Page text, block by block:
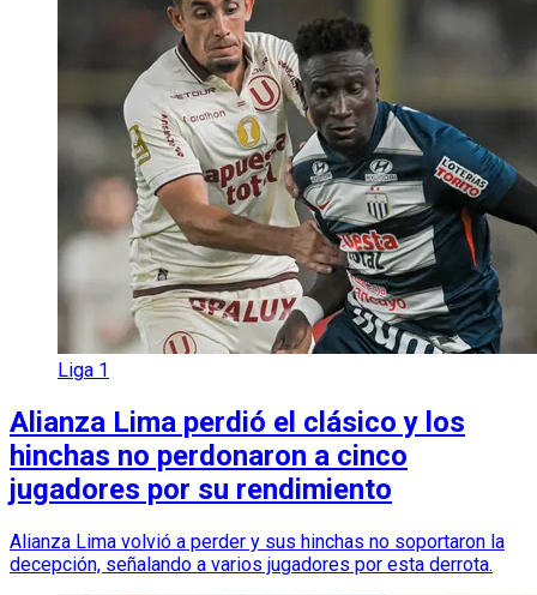
Liga 1
Alianza Lima perdió el clásico y los
hinchas no perdonaron a cinco
jugadores por su rendimiento
Alianza Lima volvió a perder y sus hinchas no soportaron la
decepción, señalando a varios jugadores por esta derrota.